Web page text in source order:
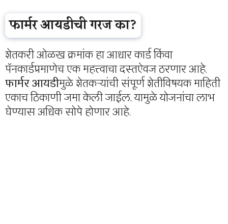
फार्मर आयडीची गरज का?
शेतकरी ओळख क्रमांक हा आधार कार्ड किंवा
पॅनकार्डप्रमाणेच एक महत्त्वाचा दस्तऐवज ठरणार आहे.
फार्मर आयडीमुळे शेतकऱ्यांची संपूर्ण शेतीविषयक माहिती
एकाच ठिकाणी जमा केली जाईल. यामुळे योजनांचा लाभ
घेण्यास अधिक सोपे होणार आहे.